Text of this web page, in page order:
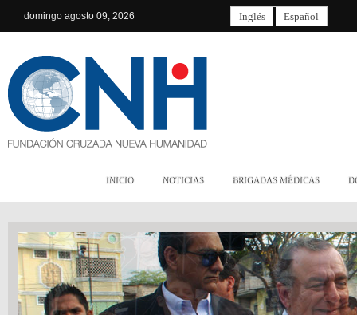
domingo agosto 09, 2026 Inglés Español
INICIO NOTICIAS BRIGADAS MÉDICAS